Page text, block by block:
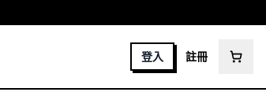
登入 註冊